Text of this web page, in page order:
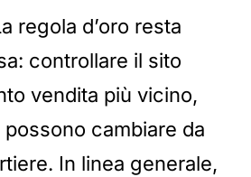
regola d’oro resta
controllare il sito
vendita più vicino,
cambiare da
In linea generale,